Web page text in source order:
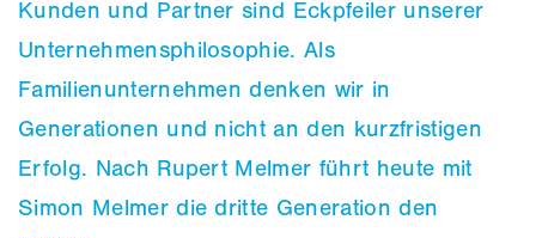
Kunden und Partner sind Eckpfeiler unserer
Unternehmensphilosophie. Als
Familienunternehmen denken wir in
Generationen und nicht an den kurzfristigen
Erfolg. Nach Rupert Melmer führt heute mit
Simon Melmer die dritte Generation den